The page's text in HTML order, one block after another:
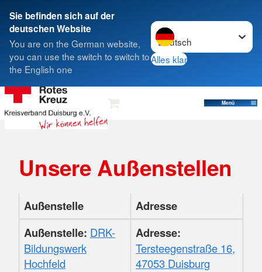
Sie befinden sich auf der
deutschen Website
You are on the German website,
you can use the switch to switch to
the English one
Sprache wechseln zu
Alles klar
Menü
Suche
Unsere Außenstellen
Außenstellen
Übersicht
Außenstelle
Adresse
Außenstelle: DRK-
Bildungswerk
Hochfeld
Adresse:
Tersteegenstraße 16,
47053 Duisburg